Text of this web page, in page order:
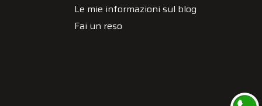
Le mie informazioni sul blog
Fai un reso